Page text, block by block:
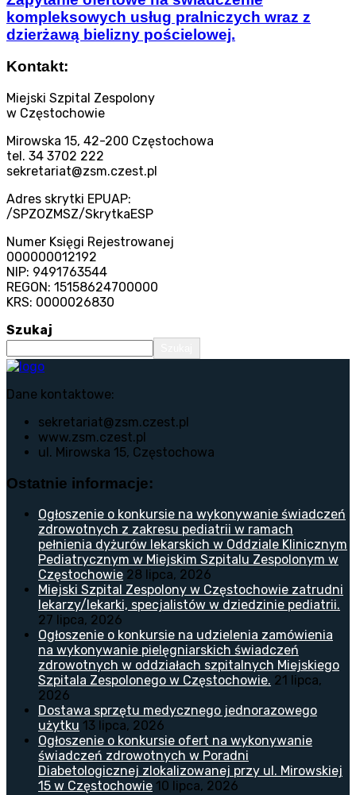
kompleksowych usług pralniczych wraz z
dzierżawą bielizny pościelowej.
Kontakt:
Miejski Szpital Zespolony
w Częstochowie
Mirowska 15, 42-200 Częstochowa
tel. 34 3702 222
sekretariat@zsm.czest.pl
Adres skrytki EPUAP:
/SPZOZMSZ/SkrytkaESP
Numer Księgi Rejestrowanej
000000012192
NIP: 9491763544
REGON: 15158624700000
KRS: 0000026830
Szukaj
Dane kontaktowe:
sekretariat@zsm.czest.pl
www.zsm.czest.pl
ul. Mirowska 15, Częstochowa
Ostatnie informacje:
Ogłoszenie o konkursie na wykonywanie świadczeń
zdrowotnych z zakresu pediatrii w ramach
pełnienia dyżurów lekarskich w Oddziale Klinicznym
Pediatrycznym w Miejskim Szpitalu Zespolonym w
Częstochowie 28 lipca, 2026
Miejski Szpital Zespolony w Częstochowie zatrudni
lekarzy/lekarki, specjalistów w dziedzinie pediatrii.
27 lipca, 2026
Ogłoszenie o konkursie na udzielenia zamówienia
na wykonywanie pielęgniarskich świadczeń
zdrowotnych w oddziałach szpitalnych Miejskiego
Szpitala Zespolonego w Częstochowie. 21 lipca,
2026
Dostawa sprzętu medycznego jednorazowego
użytku 13 lipca, 2026
Ogłoszenie o konkursie ofert na wykonywanie
świadczeń zdrowotnych w Poradni
Diabetologicznej zlokalizowanej przy ul. Mirowskiej
15 w Częstochowie 10 lipca, 2026